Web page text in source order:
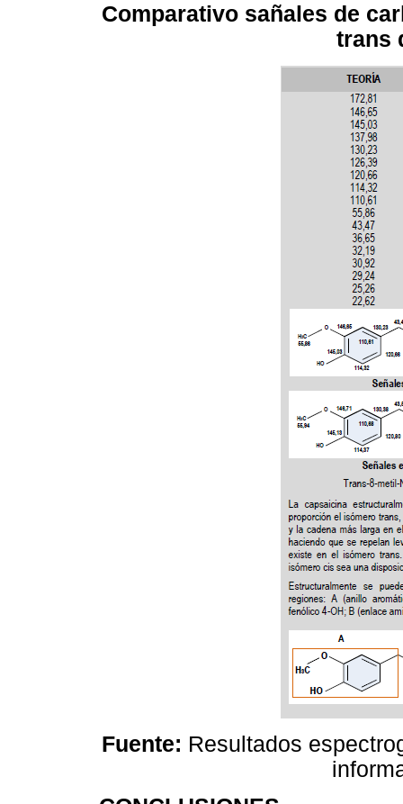
Comparativo sañales de
trans
Fuente: Resultados